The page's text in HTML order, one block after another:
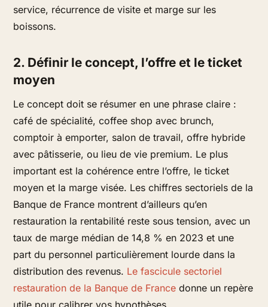
service, récurrence de visite et marge sur les
boissons.
2. Définir le concept, l’offre et le ticket
moyen
Le concept doit se résumer en une phrase claire :
café de spécialité, coffee shop avec brunch,
comptoir à emporter, salon de travail, offre hybride
avec pâtisserie, ou lieu de vie premium. Le plus
important est la cohérence entre l’offre, le ticket
moyen et la marge visée. Les chiffres sectoriels de la
Banque de France montrent d’ailleurs qu’en
restauration la rentabilité reste sous tension, avec un
taux de marge médian de 14,8 % en 2023 et une
part du personnel particulièrement lourde dans la
distribution des revenus. Le fascicule sectoriel
restauration de la Banque de France donne un repère